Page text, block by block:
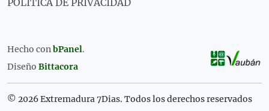
POLÍTICA DE PRIVACIDAD
Hecho conbPanel.
Diseño Bittacora
© 2026 Extremadura 7Dias. Todos los derechos reservados